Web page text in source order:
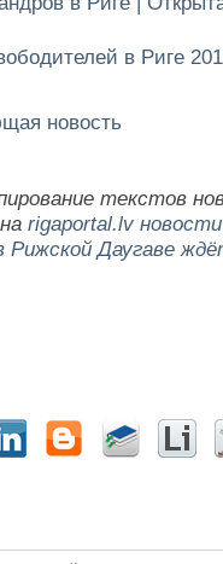
в Риге
новость
текстов
rigaportal.lv новости
Рижской Даугаве